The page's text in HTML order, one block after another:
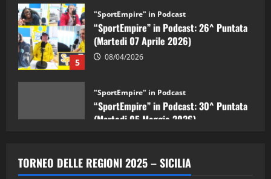
5
(Martedi 07 Aprile 2026)
08/04/2026
(Martedi 05 Maggio 2026)
08/05/2026
“SportEmpire” in Podcast: 29^ Puntata
(Martedi 28 Aprile 2026)
TORNEO DELLE REGIONI 2025 – SICILIA